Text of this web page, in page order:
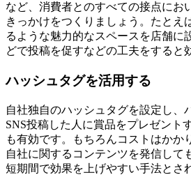
など、消費者とのすべての接点にお
きっかけをつくりましょう。たとえ
るような魅力的なスペースを店舗に
どで投稿を促すなどの工夫をすると
ハッシュタグを活用する
自社独自のハッシュタグを設定し、
SNS投稿した人に賞品をプレゼント
も有効です。もちろんコストはかか
自社に関するコンテンツを発信して
短期間で効果を上げやすい手法とさ